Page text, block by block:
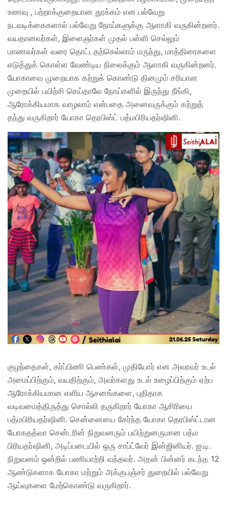
உணவு , பற்றாக்குறையான தூக்கம் என பல்வேறு
நடவடிக்கைகளால் பல்வேறு நோய்களுக்கு ஆளாகி வருகின்றனர்.
வயதானவர்கள், இளைஞர்கள் முதல் பள்ளி செல்லும்
மாணவர்கள் வரை தொட்டதற்கெல்லாம் மருந்து, மாத்திரைகளை
எடுத்துக் கொள்ள வேண்டிய நிலைக்கும் ஆளாகி வருகின்றனர்.
யோகாவை முறையாக கற்றுக் கொண்டு தினமும் சரியான
முறையில் பயிற்சி செய்தாலே நோய்களில் இருந்து நீங்கி,
ஆரோக்கியமாக வாழலாம் என்பதை அனைவருக்கும் கற்றுத்
தந்து வருகிறார் யோகா தெரபிஸ்ட் பத்மபிரியதர்ஷினி.
குழந்தைகள், கர்ப்பிணி பெண்கள், முதியோர் என அவரவர் உடல்
அமைப்பிற்கும், வயதிற்கும், அவர்களது உடல் உழைப்பிற்கும் ஏற்ப
ஆரோக்கியமான எளிய ஆசனங்களை, புதிதாக
வடிவமைத்திருத்து சொல்லி தருகிறார் யோகா ஆசிரியை
பத்மபிரியதர்ஷினி. சென்னையை சேர்ந்த யோகா தெரபிஸ்ட்டான
யோகதத்வா சென்டரின் நிறுவனரும் பயிற்றுனருமான பத்ம
பிரியதர்ஷினி, அடிப்படையில் ஒரு சாப்ட்வேர் இன்ஜினியர். ஐ.டி.
நிறுவனம் ஒன்றில் பணியாற்றி வந்தவர். அதன் பின்னர் கடந்த 12
ஆண்டுகளாக யோகா மற்றும் அக்குபஞ்சர் துறையில் பல்வேறு
ஆய்வுகளை மேற்கொண்டு வருகிறார்.